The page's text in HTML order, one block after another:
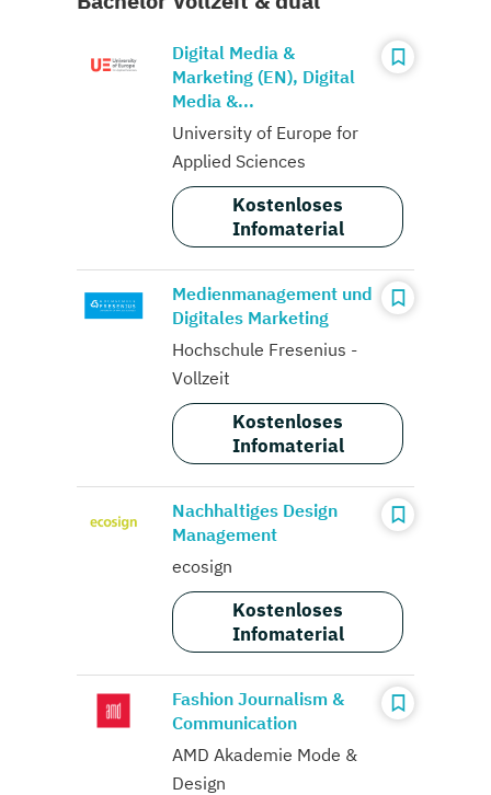
Digital Media &
Marketing (EN), Digital
Media &...
University of Europe for
Applied Sciences
Kostenloses
Infomaterial
Medienmanagement und
Digitales Marketing
Hochschule Fresenius -
Vollzeit
Kostenloses
Infomaterial
Nachhaltiges Design
Management
ecosign
Kostenloses
Infomaterial
Fashion Journalism &
Communication
AMD Akademie Mode &
Design